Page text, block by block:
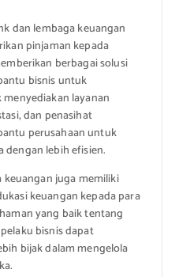
dan lembaga keuangan
pinjaman kepada
berbagai solusi
bisnis untuk
layanan
dan penasihat
perusahaan untuk
dengan lebih efisien.
keuangan juga memiliki
keuangan kepada para
yang baik tentang
bisnis dapat
bijak dalam mengelola